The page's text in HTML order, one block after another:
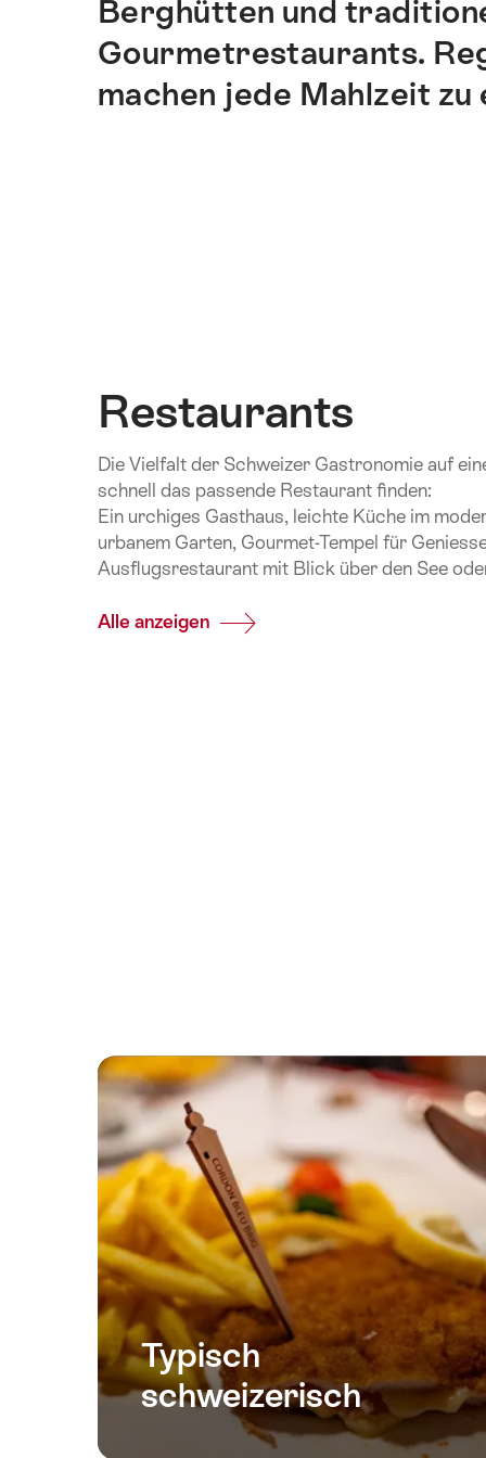
dieser
Seite
führen.
Berghütten und
Gourmetrestaurants.
machen jede Mahlzeit
Restaurants
Die Vielfalt der Schweizer Gastronomie auf
schnell das passende Restaurant finden:
Ein urchiges Gasthaus, leichte Küche im
urbanem Garten, Gourmet-Tempel für
Ausflugsrestaurant mit Blick über den See
Alle anzeigen Common.Of
Typisch
schweizerisch